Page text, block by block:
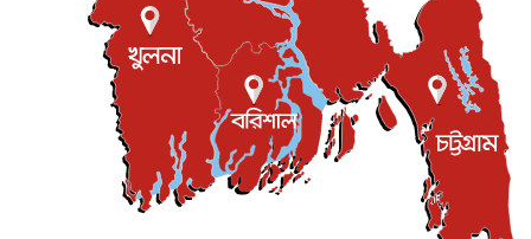
দেশজুড়ে ৬ আগস্ট, ২০২৬
আজ থেকে সবার জন্য উন্মুক্ত জুলাই স্মৃতি জাদুঘর
৬ আগস্ট, ২০২৬
ফের বন্যার আশঙ্কা, ১০ জেলায় সতর্কতা
জাতীয় ৬ আগস্ট, ২০২৬
জুলাইয়ের কৃতিত্ব নেওয়ার জন্য সবাই প্রতিযোগিতায় নেমেছে :